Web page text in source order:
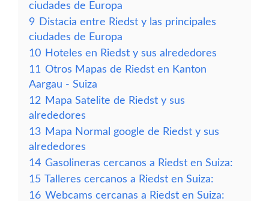
ciudades de Europa
9 Distacia entre Riedst y las principales
ciudades de Europa
10 Hoteles en Riedst y sus alrededores
11 Otros Mapas de Riedst en Kanton
Aargau - Suiza
12 Mapa Satelite de Riedst y sus
alrededores
13 Mapa Normal google de Riedst y sus
alrededores
14 Gasolineras cercanos a Riedst en Suiza:
15 Talleres cercanos a Riedst en Suiza:
16 Webcams cercanas a Riedst en Suiza: